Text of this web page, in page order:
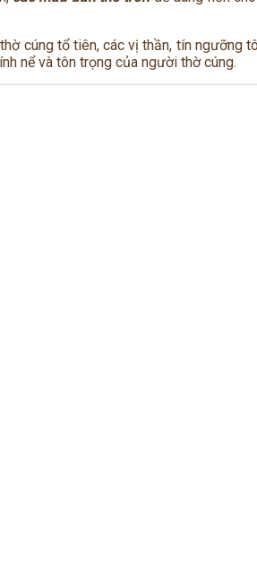
cúng tổ tiên, các vị thần, tín
nể và tôn trọng của người thờ cúng.